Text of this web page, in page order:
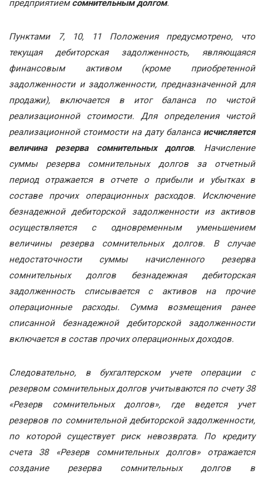
предприятием сомнительным долгом.
Пунктами 7, 10, 11 Положения предусмотрено, что
текущая дебиторская задолженность, являющаяся
финансовым активом (кроме приобретенной
задолженности и задолженности, предназначенной для
продажи), включается в итог баланса по чистой
реализационной стоимости. Для определения чистой
реализационной стоимости на дату баланса исчисляется
величина резерва сомнительных долгов. Начисление
суммы резерва сомнительных долгов за отчетный
период отражается в отчете о прибыли и убытках в
составе прочих операционных расходов. Исключение
безнадежной дебиторской задолженности из активов
осуществляется с одновременным уменьшением
величины резерва сомнительных долгов. В случае
недостаточности суммы начисленного резерва
сомнительных долгов безнадежная дебиторская
задолженность списывается с активов на прочие
операционные расходы. Сумма возмещения ранее
списанной безнадежной дебиторской задолженности
включается в состав прочих операционных доходов.
Следовательно, в бухгалтерском учете операции с
резервом сомнительных долгов учитываются по счету 38
«Резерв сомнительных долгов», где ведется учет
резервов по сомнительной дебиторской задолженности,
по которой существует риск невозврата. По кредиту
счета 38 «Резерв сомнительных долгов» отражается
создание резерва сомнительных долгов в